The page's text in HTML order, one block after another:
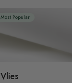
Most Popular
Vlies